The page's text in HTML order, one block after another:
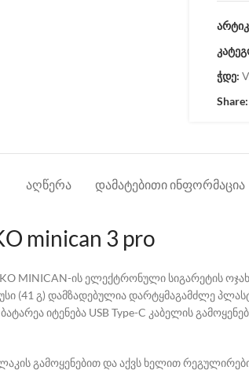
ჭდე:
Share:
ᲐᲦᲬᲔᲠᲐ ᲓᲐᲛᲐᲢᲔᲑᲘᲗᲘ ᲘᲜᲤᲝᲠᲛᲐᲪᲘᲐ
minican 3 pro
MINICAN-ის ელექტრონული სიგარეტის
(41 გ) დამზადებულია დარტყმაგამძლე
იტენება USB Type-C კაბელის
გამოყენებით და აქვს ხელით